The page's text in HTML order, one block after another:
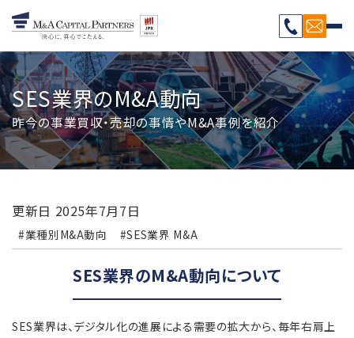
SES業界のM&A動向
昨今の事業買収・売却の事情やM&A事例を紹介
更新日 2025年7月7日
#業種別M&A動向 #SES業界 M&A
SES業界のM&A動向について
SES業界は、デジタル化の進展による需要の拡大から、毎年右肩上